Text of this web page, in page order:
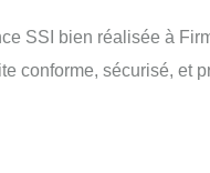
SSI bien réalisée à
conforme, sécurisé, et